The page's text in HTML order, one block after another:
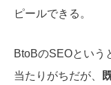
ピールできる。
BtoBのSEOという
当たりがちだが、